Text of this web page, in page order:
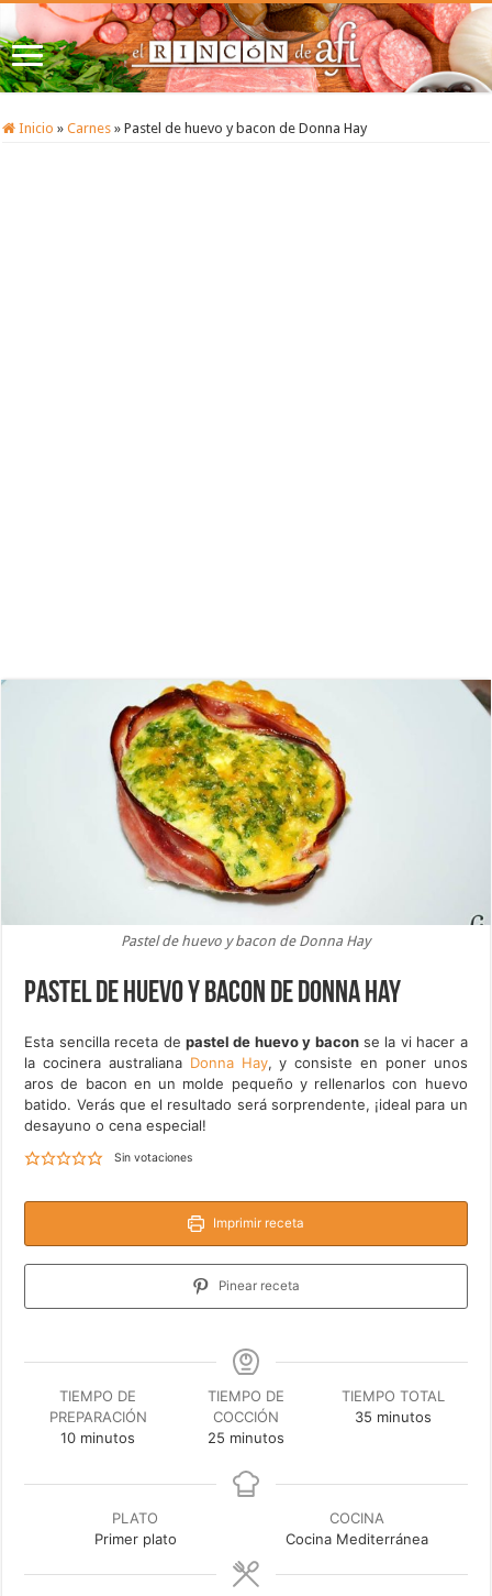
Inicio » Carnes » Pastel de huevo y bacon de Donna Hay
Pastel de huevo y bacon de Donna Hay
Pastel de huevo y bacon de Donna Hay
Esta sencilla receta de pastel de huevo y baconse la vi hacer a
la cocinera australiana Donna Hay, y consiste en poner unos
aros de bacon en un molde pequeño y rellenarlos con huevo
batido. Verás que el resultado será sorprendente, ¡ideal para un
desayuno o cena especial!
Sin votaciones
Imprimir receta
Pinear receta
TIEMPO DE
PREPARACIÓN
10minutos
minutos
TIEMPO DE
COCCIÓN
25minutos
minutos
TIEMPO TOTAL
35 minutos
minutos
PLATO
Primer plato
COCINA
Cocina Mediterránea